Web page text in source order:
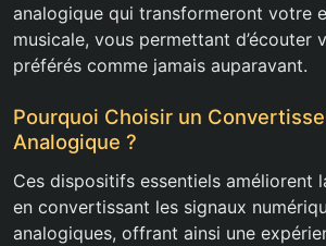
analogique qui transformeront votre
musicale, vous permettant d’écouter
préférés comme jamais auparavant.
Pourquoi Choisir un
Analogique ?
Ces dispositifs essentiels améliorent
en convertissant les signaux
analogiques, offrant ainsi une